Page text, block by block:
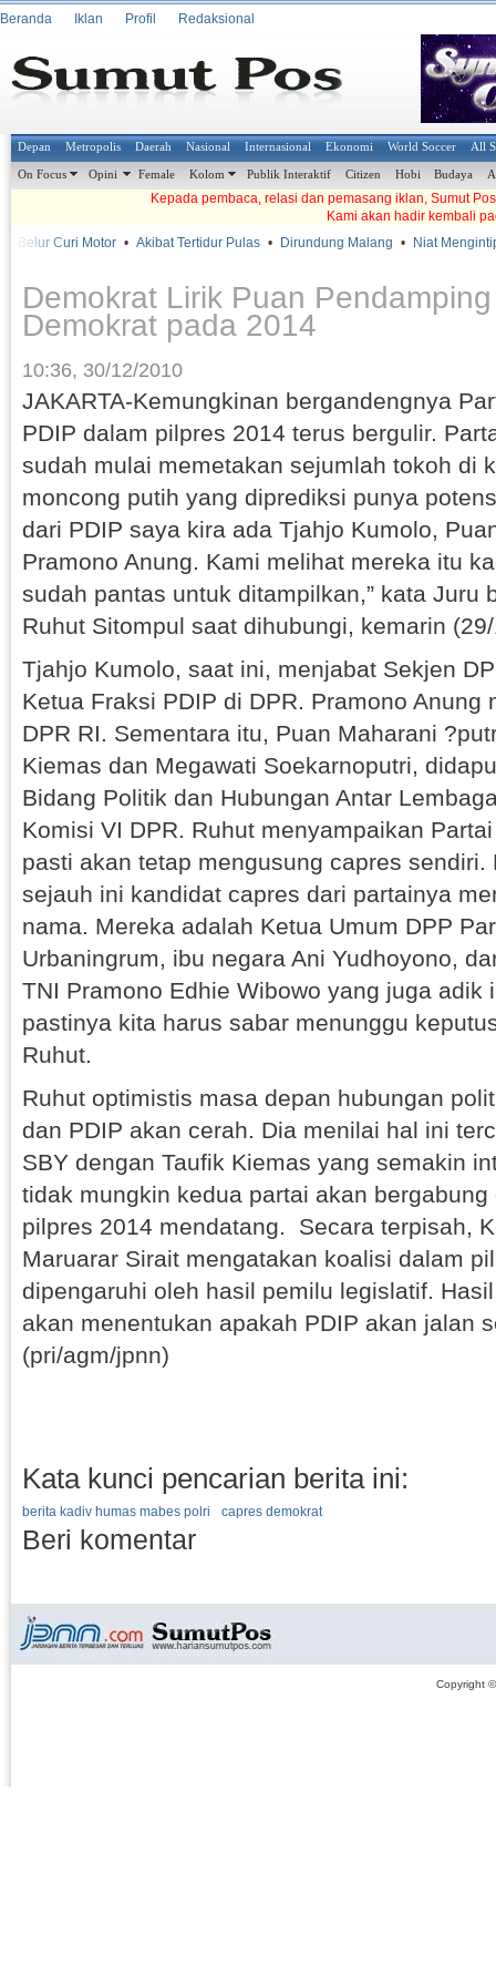
Beranda Iklan Profil Redaksional
Depan Metropolis Daerah Nasional Internasional Ekonomi World Soccer All
On Focus Opini Female Kolom Publik Interaktif Citizen Hobi Budaya
Kepada pembaca, relasi dan pemasang iklan, Sumut
Kami akan hadir kembali
Belur Curi Motor • Akibat Tertidur Pulas • Dirundung Malang • Niat
Demokrat Lirik Puan
Demokrat pada 2014
10:36, 30/12/2010
JAKARTA-Kemungkinan bergandengnya
PDIP dalam pilpres 2014 terus bergulir.
sudah mulai memetakan sejumlah tokoh di
moncong putih yang diprediksi punya
dari PDIP saya kira ada Tjahjo Kumolo,
Pramono Anung. Kami melihat mereka itu
sudah pantas untuk ditampilkan,” kata Juru
Ruhut Sitompul saat dihubungi, kemarin
Tjahjo Kumolo, saat ini, menjabat Sekjen
Ketua Fraksi PDIP di DPR. Pramono Anung
DPR RI. Sementara itu, Puan Maharani
Kiemas dan Megawati Soekarnoputri,
Bidang Politik dan Hubungan Antar
Komisi VI DPR. Ruhut menyampaikan
pasti akan tetap mengusung capres sendiri.
sejauh ini kandidat capres dari partainya
nama. Mereka adalah Ketua Umum DPP
Urbaningrum, ibu negara Ani Yudhoyono,
TNI Pramono Edhie Wibowo yang juga adik
pastinya kita harus sabar menunggu
Ruhut.
Ruhut optimistis masa depan hubungan
dan PDIP akan cerah. Dia menilai hal ini
SBY dengan Taufik Kiemas yang semakin
tidak mungkin kedua partai akan
pilpres 2014 mendatang. Secara terpisah,
Maruarar Sirait mengatakan koalisi dalam
dipengaruhi oleh hasil pemilu legislatif.
akan menentukan apakah PDIP akan jalan
(pri/agm/jpnn)
Kata kunci pencarian berita ini:
berita kadiv humas mabes polri capres demokrat
Beri komentar
Copyright